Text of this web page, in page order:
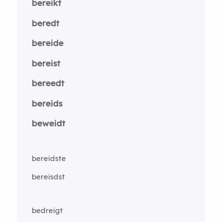
bereikt
beredt
bereide
bereist
bereedt
bereids
beweidt
bereidste
bereisdst
bedreigt